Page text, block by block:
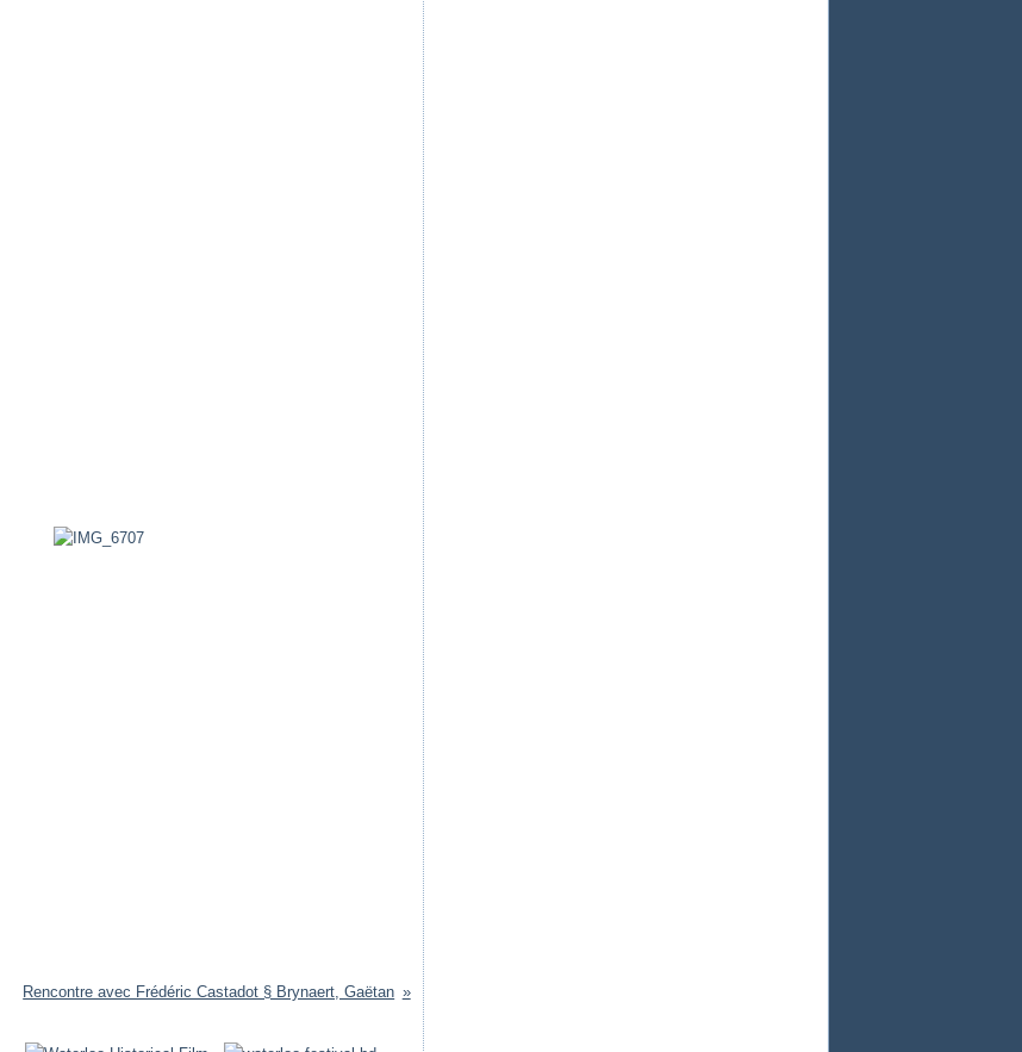
Rencontre avec Frédéric Castadot § Brynaert, Gaëtan